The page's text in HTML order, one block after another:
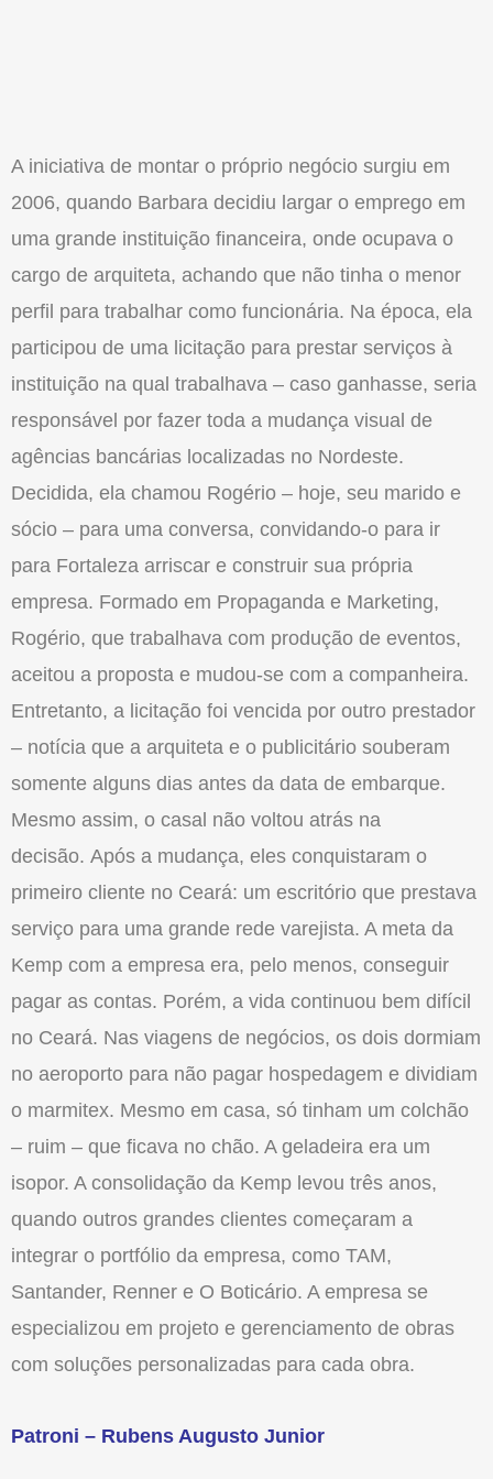
A iniciativa de montar o próprio negócio surgiu em
2006, quando Barbara decidiu largar o emprego em
uma grande instituição financeira, onde ocupava o
cargo de arquiteta, achando que não tinha o menor
perfil para trabalhar como funcionária. Na época, ela
participou de uma licitação para prestar serviços à
instituição na qual trabalhava – caso ganhasse, seria
responsável por fazer toda a mudança visual de
agências bancárias localizadas no Nordeste.
Decidida, ela chamou Rogério – hoje, seu marido e
sócio – para uma conversa, convidando-o para ir
para Fortaleza arriscar e construir sua própria
empresa. Formado em Propaganda e Marketing,
Rogério, que trabalhava com produção de eventos,
aceitou a proposta e mudou-se com a companheira.
Entretanto, a licitação foi vencida por outro prestador
– notícia que a arquiteta e o publicitário souberam
somente alguns dias antes da data de embarque.
Mesmo assim, o casal não voltou atrás na
decisão. Após a mudança, eles conquistaram o
primeiro cliente no Ceará: um escritório que prestava
serviço para uma grande rede varejista. A meta da
Kemp com a empresa era, pelo menos, conseguir
pagar as contas. Porém, a vida continuou bem difícil
no Ceará. Nas viagens de negócios, os dois dormiam
no aeroporto para não pagar hospedagem e dividiam
o marmitex. Mesmo em casa, só tinham um colchão
– ruim – que ficava no chão. A geladeira era um
isopor. A consolidação da Kemp levou três anos,
quando outros grandes clientes começaram a
integrar o portfólio da empresa, como TAM,
Santander, Renner e O Boticário. A empresa se
especializou em projeto e gerenciamento de obras
com soluções personalizadas para cada obra.
Patroni – Rubens Augusto Junior